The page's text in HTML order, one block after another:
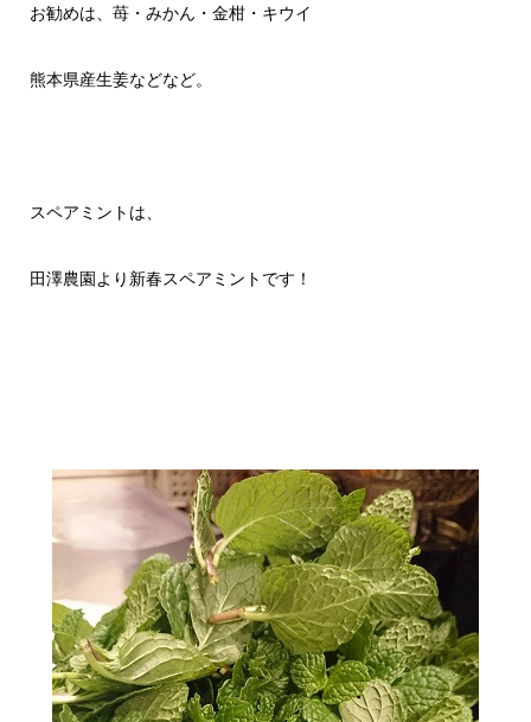
お勧めは、苺・みかん・金柑・キウイ
熊本県産生姜などなど。
スペアミントは、
田澤農園より新春スペアミントです！